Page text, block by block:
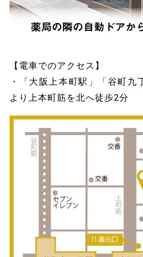
【電車でのアクセス】
・「大阪上本町駅」「谷町九
より上本町筋を北へ徒歩2分